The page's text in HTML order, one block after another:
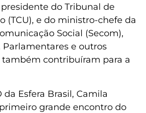
do Tribunal de
(TCU), e do ministro-chefe da
Social (Secom),
Parlamentares e outros
contribuíram para a
da Esfera Brasil, Camila
grande encontro do